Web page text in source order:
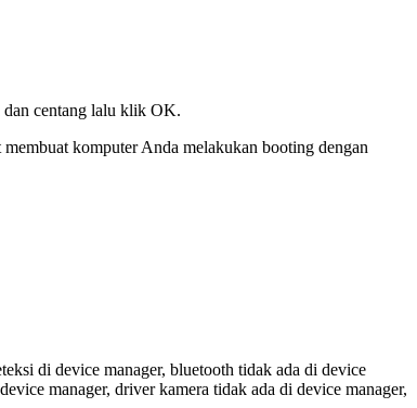
dan centang lalu klik OK.
komputer Anda melakukan booting dengan
di device manager, bluetooth tidak ada di device
manager, driver kamera tidak ada di device manager,